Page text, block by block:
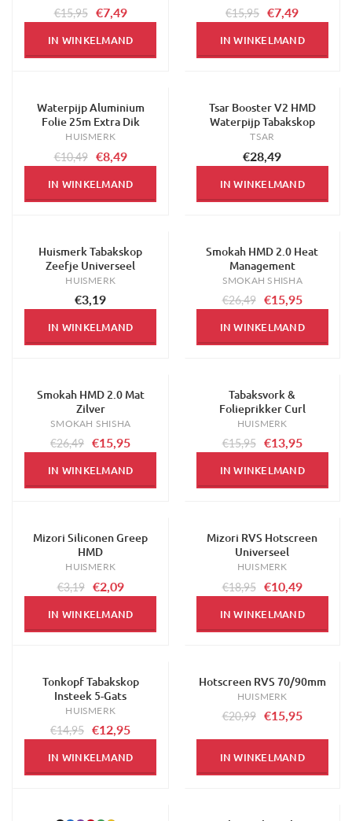
€15,95 €7,49
IN WINKELMAND
€15,95 €7,49
IN WINKELMAND
-19%
Waterpijp Aluminium
Folie 25m Extra Dik
HUISMERK
€10,49 €8,49
IN WINKELMAND
Tsar Booster V2 HMD
Waterpijp Tabakskop
TSAR
€28,49
IN WINKELMAND
Huismerk Tabakskop
Zeefje Universeel
HUISMERK
€3,19
IN WINKELMAND
-40%
Smokah HMD 2.0 Heat
Management
SMOKAH SHISHA
€26,49 €15,95
IN WINKELMAND
-40%
Smokah HMD 2.0 Mat
Zilver
SMOKAH SHISHA
€26,49 €15,95
IN WINKELMAND
Tabaksvork &
Folieprikker Curl
HUISMERK
€15,95 €13,95
IN WINKELMAND
-34%
Mizori Siliconen Greep
HMD
HUISMERK
€3,19 €2,09
IN WINKELMAND
-45%
Mizori RVS Hotscreen
Universeel
HUISMERK
€18,95 €10,49
IN WINKELMAND
-13%Tonkopf Tabakskop
Insteek 5-Gats
HUISMERK
€14,95 €12,95
IN WINKELMAND
-24%
Hotscreen RVS 70/90mm
HUISMERK
€20,99 €15,95
IN WINKELMAND